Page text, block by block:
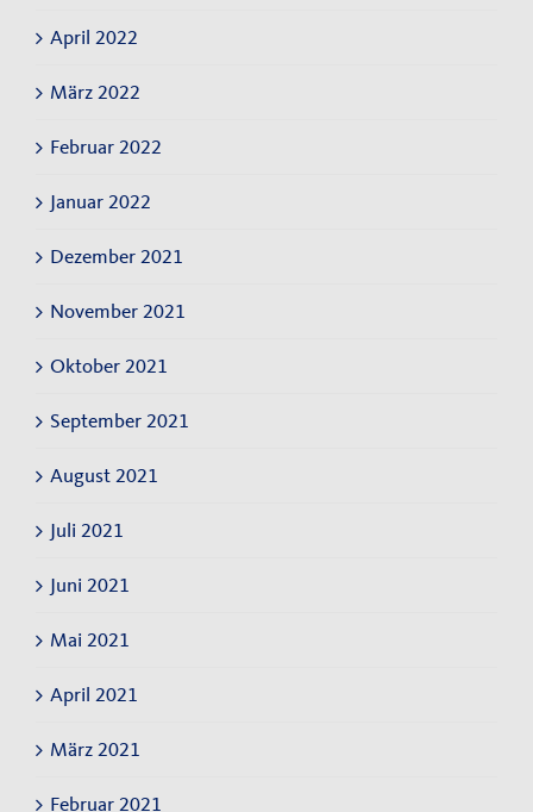
April 2022
März 2022
Februar 2022
Januar 2022
Dezember 2021
November 2021
Oktober 2021
September 2021
August 2021
Juli 2021
Juni 2021
Mai 2021
April 2021
März 2021
Februar 2021